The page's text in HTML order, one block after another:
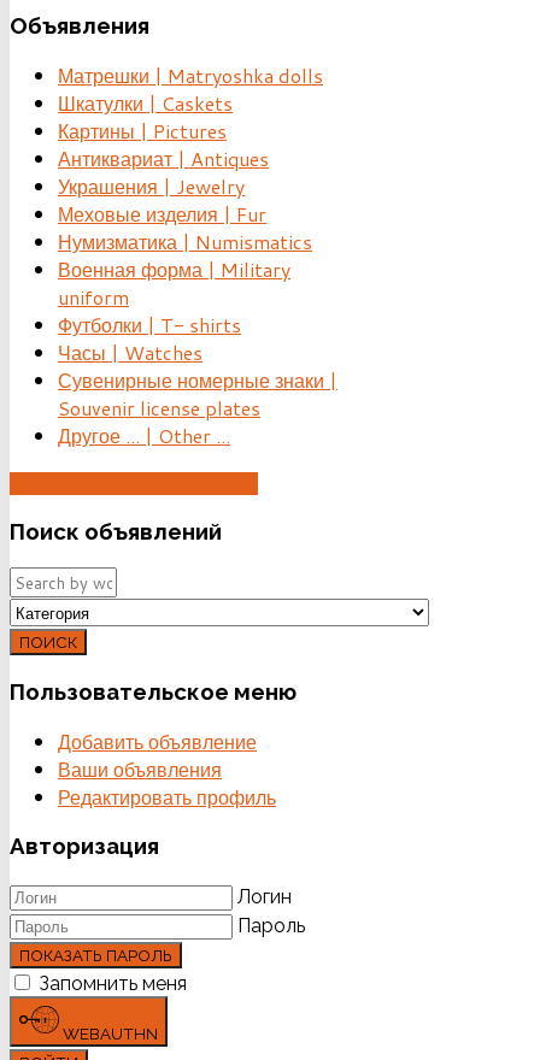
Объявления
Матрешки | Matryoshka dolls
Шкатулки | Caskets
Картины | Pictures
Антиквариат | Antiques
Украшения | Jewelry
Меховые изделия | Fur
Нумизматика | Numismatics
Военная форма | Military
uniform
Футболки | T- shirts
Часы | Watches
Сувенирные номерные знаки |
Souvenir license plates
Другое ... | Other ...
Поиск объявлений
ПОИСК
Пользовательское меню
Добавить объявление
Ваши объявления
Редактировать профиль
Авторизация
Логин
Пароль
ПОКАЗАТЬ ПАРОЛЬ
Запомнить меня
WEBAUTHN